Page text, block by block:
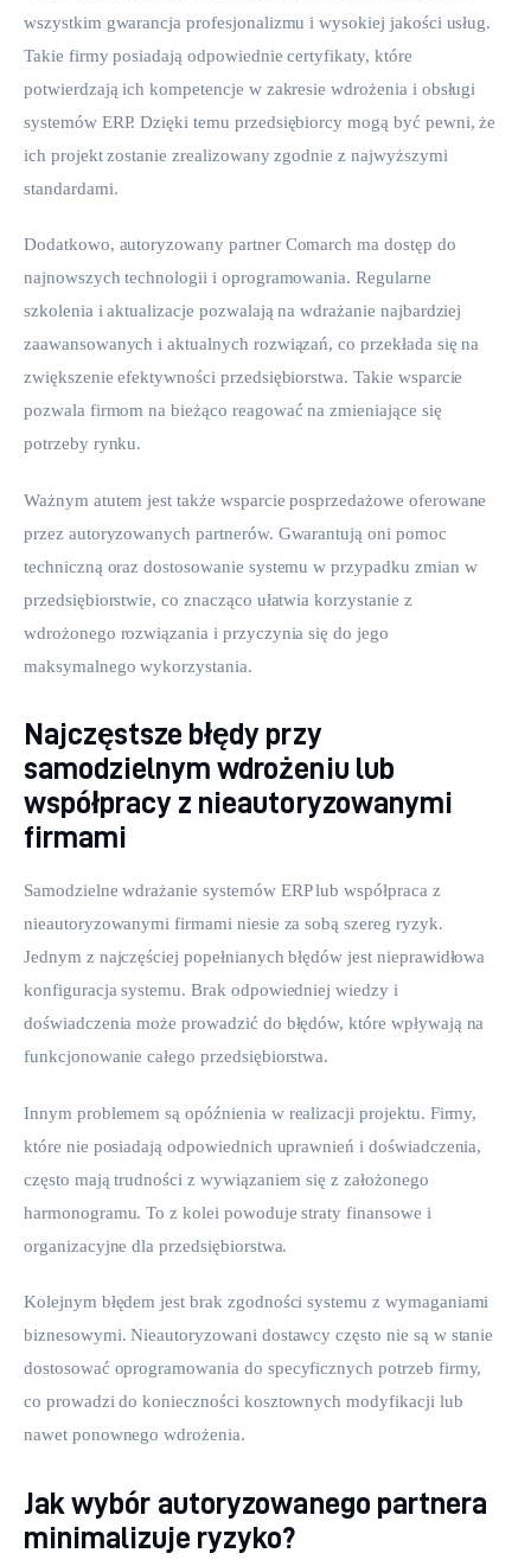
wszystkim gwarancja profesjonalizmu i wysokiej jakości usług.
Takie firmy posiadają odpowiednie certyfikaty, które
potwierdzają ich kompetencje w zakresie wdrożenia i obsługi
systemów ERP. Dzięki temu przedsiębiorcy mogą być pewni, że
ich projekt zostanie zrealizowany zgodnie z najwyższymi
standardami.
Dodatkowo, autoryzowany partner Comarch ma dostęp do
najnowszych technologii i oprogramowania. Regularne
szkolenia i aktualizacje pozwalają na wdrażanie najbardziej
zaawansowanych i aktualnych rozwiązań, co przekłada się na
zwiększenie efektywności przedsiębiorstwa. Takie wsparcie
pozwala firmom na bieżąco reagować na zmieniające się
potrzeby rynku.
Ważnym atutem jest także wsparcie posprzedażowe oferowane
przez autoryzowanych partnerów. Gwarantują oni pomoc
techniczną oraz dostosowanie systemu w przypadku zmian w
przedsiębiorstwie, co znacząco ułatwia korzystanie z
wdrożonego rozwiązania i przyczynia się do jego
maksymalnego wykorzystania.
Najczęstsze błędy przy
samodzielnym wdrożeniu lub
współpracy z nieautoryzowanymi
firmami
Samodzielne wdrażanie systemów ERP lub współpraca z
nieautoryzowanymi firmami niesie za sobą szereg ryzyk.
Jednym z najczęściej popełnianych błędów jest nieprawidłowa
konfiguracja systemu. Brak odpowiedniej wiedzy i
doświadczenia może prowadzić do błędów, które wpływają na
funkcjonowanie całego przedsiębiorstwa.
Innym problemem są opóźnienia w realizacji projektu. Firmy,
które nie posiadają odpowiednich uprawnień i doświadczenia,
często mają trudności z wywiązaniem się z założonego
harmonogramu. To z kolei powoduje straty finansowe i
organizacyjne dla przedsiębiorstwa.
Kolejnym błędem jest brak zgodności systemu z wymaganiami
biznesowymi. Nieautoryzowani dostawcy często nie są w stanie
dostosować oprogramowania do specyficznych potrzeb firmy,
co prowadzi do konieczności kosztownych modyfikacji lub
nawet ponownego wdrożenia.
Jak wybór autoryzowanego partnera
minimalizuje ryzyko?